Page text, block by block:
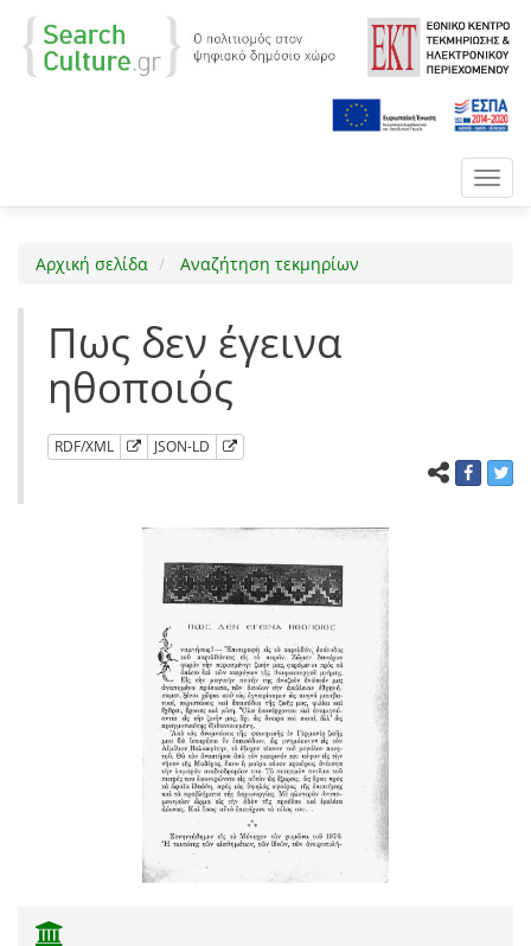
Αρχική σελίδα Αναζήτηση τεκμηρίων
Πως δεν έγεινα
ηθοποιός
RDF/XML JSON-LD